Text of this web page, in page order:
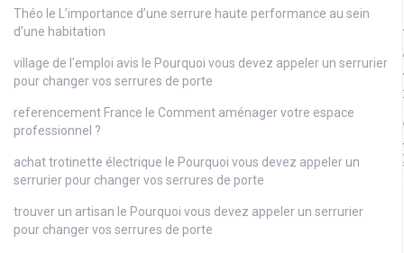
Théo le L’importance d’une serrure haute performance au sein
d’une habitation
village de l'emploi avis le Pourquoi vous devez appeler un serrurier
pour changer vos serrures de porte
referencement France le Comment aménager votre espace
professionnel ?
achat trotinette électrique le Pourquoi vous devez appeler un
serrurier pour changer vos serrures de porte
trouver un artisan le Pourquoi vous devez appeler un serrurier
pour changer vos serrures de porte